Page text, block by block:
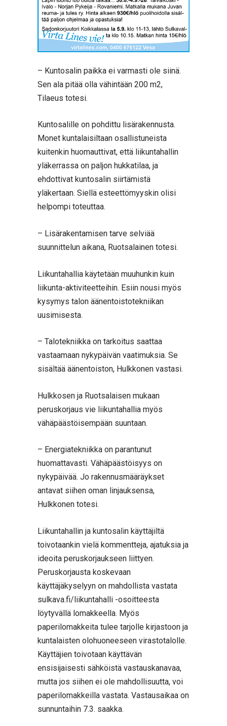
– Kuntosalin paikka ei varmasti ole siinä.
Sen ala pitää olla vähintään 200 m2,
Tilaeus totesi.
Kuntosalille on pohdittu lisärakennusta.
Monet kuntalaisiltaan osallistuneista
kuitenkin huomauttivat, että liikuntahallin
yläkerrassa on paljon hukkatilaa, ja
ehdottivat kuntosalin siirtämistä
yläkertaan. Siellä esteettömyyskin olisi
helpompi toteuttaa.
– Lisärakentamisen tarve selviää
suunnittelun aikana, Ruotsalainen totesi.
Liikuntahallia käytetään muuhunkin kuin
liikunta-aktiviteetteihin. Esiin nousi myös
kysymys talon äänentoistotekniikan
uusimisesta.
– Talotekniikka on tarkoitus saattaa
vastaamaan nykypäivän vaatimuksia. Se
sisältää äänentoiston, Hulkkonen vastasi.
Hulkkosen ja Ruotsalaisen mukaan
peruskorjaus vie liikuntahallia myös
vähäpäästöisempään suuntaan.
– Energiatekniikka on parantunut
huomattavasti. Vähäpäästöisyys on
nykypäivää. Jo rakennusmääräykset
antavat siihen oman linjauksensa,
Hulkkonen totesi.
Liikuntahallin ja kuntosalin käyttäjiltä
toivotaankin vielä kommentteja, ajatuksia ja
ideoita peruskorjaukseen liittyen.
Peruskorjausta koskevaan
käyttäjäkyselyyn on mahdollista vastata
sulkava.fi/liikuntahalli -osoitteesta
löytyvällä lomakkeella. Myös
paperilomakkeita tulee tarjolle kirjastoon ja
kuntalaisten olohuoneeseen virastotalolle.
Käyttäjien toivotaan käyttävän
ensisijaisesti sähköistä vastauskanavaa,
mutta jos siihen ei ole mahdollisuutta, voi
paperilomakkeilla vastata. Vastausaikaa on
sunnuntaihin 7.3. saakka.